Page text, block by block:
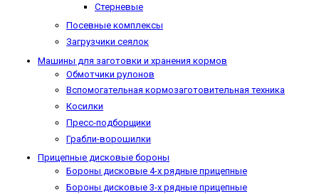
Стерневые
Посевные комплексы
Загрузчики сеялок
Машины для заготовки и хранения кормов
Обмотчики рулонов
Вспомогательная кормозаготовительная техника
Косилки
Пресс-подборщики
Грабли-ворошилки
Прицепные дисковые бороны
Бороны дисковые 4-х рядные прицепные
Бороны дисковые 3-х рядные прицепные